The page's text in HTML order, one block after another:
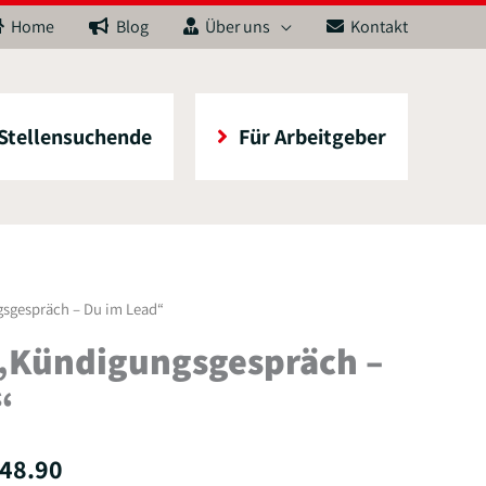
Home Blog Über uns Kontakt
Für Arbeitgeber
– Du im Lead“
–